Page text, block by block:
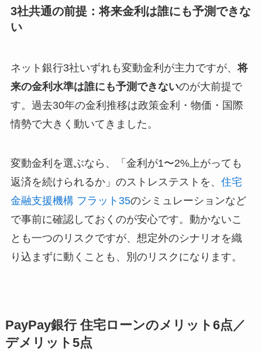
3社共通の前提：将来金利は誰にも予測できな
い
ネット銀行3社いずれも変動金利が主力ですが、 将
来の金利水準は誰にも予測できないのが大前提で
す。過去30年の金利推移は政策金利・物価・国際
情勢で大きく動いてきました。
変動金利を選ぶなら、「金利が1〜2%上がっても
返済を続けられるか」のストレステストを、 住宅
金融支援機構 フラット35のシミュレーションなど
で事前に確認しておくのが安心です。動かないこ
とも一つのリスクですが、想定外のシナリオを織
り込まずに動くことも、別のリスクになります。
PayPay銀行 住宅ローンのメリット6点／
デメリット5点